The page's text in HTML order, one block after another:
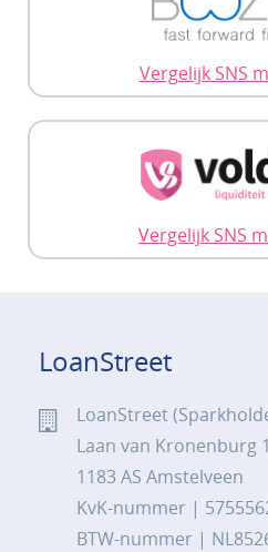
Vergelijk SNS
Vergelijk SNS
LoanStreet
LoanStreet
Laan van Kronenburg
1183 AS Amstelveen
KvK-nummer |
BTW-nummer |